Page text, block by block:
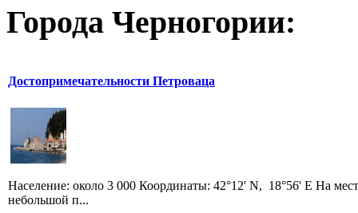
Города Черногории:
Достопримечательности Петроваца
Население: около 3 000 Координаты: 42°12' N, 18°56' E На
небольшой п...